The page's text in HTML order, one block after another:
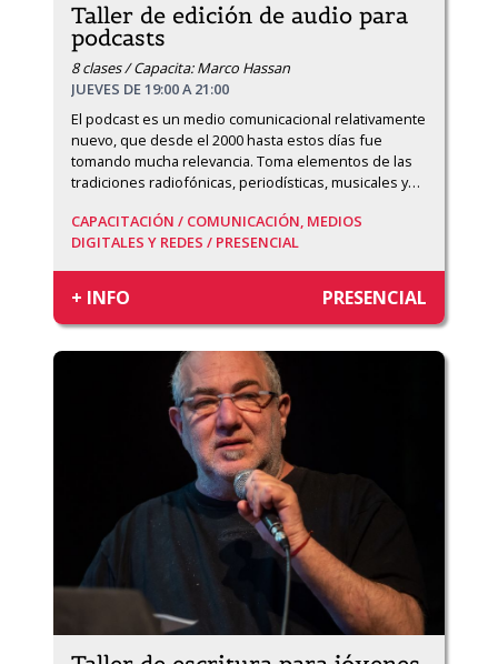
Taller de edición de audio para
podcasts
8 clases / Capacita: Marco Hassan
JUEVES DE 19:00 A 21:00
El podcast es un medio comunicacional relativamente
nuevo, que desde el 2000 hasta estos días fue
tomando mucha relevancia. Toma elementos de las
tradiciones radiofónicas, periodísticas, musicales y…
CAPACITACIÓN / COMUNICACIÓN, MEDIOS
DIGITALES Y REDES / PRESENCIAL
+ INFO PRESENCIAL